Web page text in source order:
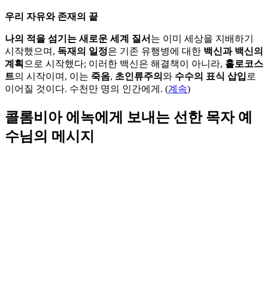
우리 자유와 존재의 끝
나의 적을 섬기는 새로운 세계 질서 는 이미 세상을 지배하기
시작했으며, 독재의 일정은 기존 유행병에 대한 백신과 백신의
계획 으로 시작했다; 이러한 백신은 해결책이 아니라, 홀로코스
트의 시작이며, 이는 죽음, 초인류주의 와 수수의 표식 삽입 로
이어질 것이다. 수천만 명의 인간에게. (계속)
콜롬비아 에녹에게 보내는 선한 목자 예
수님의 메시지